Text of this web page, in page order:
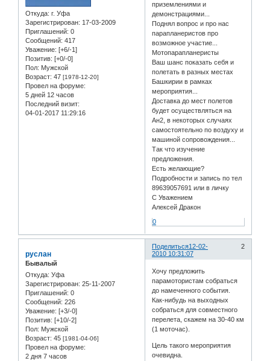
Откуда: г. Уфа
Зарегистрирован: 17-03-2009
Приглашений: 0
Сообщений: 417
Уважение: [+6/-1]
Позитив: [+0/-0]
Пол: Мужской
Возраст: 47 [1978-12-20]
Провел на форуме:
5 дней 12 часов
Последний визит:
04-01-2017 11:29:16
приземлениями и
демонстрациями...
Поднял вопрос и про нас
парапланеристов про
возможное участие...
Мотопарапланеристы
Ваш шанс показать себя и
полетать в разных местах
Башкирии в рамках
мероприятия...
Доставка до мест полетов
будет осуществляться на
Ан2, в некоторых случаях
самостоятельно по воздуху и
машиной сопровождения...
Так что изучение
предложения.
Есть желающие?
Подробности и запись по тел
89639057691 или в личку
С Уважением
Алексей Дракон
0
Поделиться 2
12-02-
2010 10:31:07
руслан
Бывалый
Откуда: Уфа
Зарегистрирован: 25-11-2007
Приглашений: 0
Сообщений: 226
Уважение: [+3/-0]
Позитив: [+10/-2]
Пол: Мужской
Возраст: 45 [1981-04-06]
Провел на форуме:
2 дня 7 часов
Хочу предложить
парамотористам собраться
до намеченного события.
Как-нибудь на выходных
собраться для совместного
перелета, скажем на 30-40 км
(1 моточас).
Цель такого мероприятия
очевидна.